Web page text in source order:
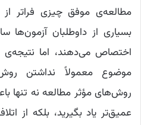
مطالعه‌ی موفق چیزی فراتر
بسیاری از داوطلبان آزمون‌ها
اختصاص می‌دهند، اما نتیجه‌ی
موضوع معمولاً نداشتن
روش‌های مؤثر مطالعه نه تنها
عمیق‌تر یاد بگیرید، بلکه از